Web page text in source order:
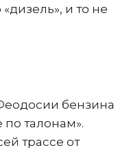
и то не
бензина
талонам».
трассе от